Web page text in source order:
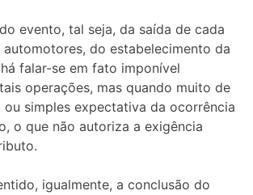
evento, tal seja, da saída de cada
do estabelecimento da
falar-se em fato imponível
operações, mas quando muito de
ou simples expectativa da ocorrência
o que não autoriza a exigência
igualmente, a conclusão do